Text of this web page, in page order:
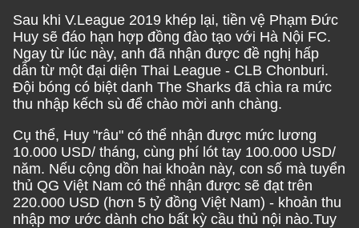
Sau khi V.League 2019 khép lại, tiền vệ Phạm Đức
Huy sẽ đáo hạn hợp đồng đào tạo với Hà Nội FC.
Ngay từ lúc này, anh đã nhận được đề nghị hấp
dẫn từ một đại diện Thai League - CLB Chonburi.
Đội bóng có biệt danh The Sharks đã chìa ra mức
thu nhập kếch sù để chào mời anh chàng.
Cụ thể, Huy "râu" có thể nhận được mức lương
10.000 USD/ tháng, cùng phí lót tay 100.000 USD/
năm. Nếu cộng dồn hai khoản này, con số mà tuyển
thủ QG Việt Nam có thể nhận được sẽ đạt trên
220.000 USD (hơn 5 tỷ đồng Việt Nam) - khoản thu
nhập mơ ước dành cho bất kỳ cầu thủ nội nào.Tuy